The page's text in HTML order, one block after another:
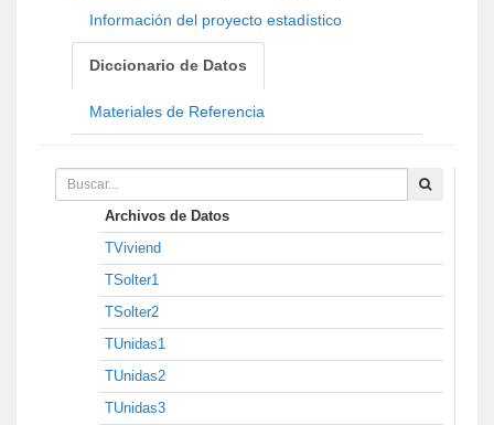
Información del proyecto estadístico
Diccionario de Datos
Materiales de Referencia
Archivos de Datos
TViviend
TSolter1
TSolter2
TUnidas1
TUnidas2
TUnidas3